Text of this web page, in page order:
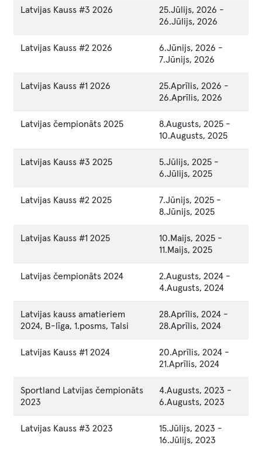
Latvijas Kauss #3 2026 25.Jūlijs, 2026 -
26.Jūlijs, 2026
Latvijas Kauss #2 2026 6.Jūnijs, 2026 -
7.Jūnijs, 2026
Latvijas Kauss #1 2026 25.Aprīlis, 2026 -
26.Aprīlis, 2026
Latvijas čempionāts 2025 8.Augusts, 2025 -
10.Augusts, 2025
Latvijas Kauss #3 2025 5.Jūlijs, 2025 -
6.Jūlijs, 2025
Latvijas Kauss #2 2025 7.Jūnijs, 2025 -
8.Jūnijs, 2025
Latvijas Kauss #1 2025 10.Maijs, 2025 -
11.Maijs, 2025
Latvijas čempionāts 2024 2.Augusts, 2024 -
4.Augusts, 2024
Latvijas kauss amatieriem
2024, B-līga, 1.posms, Talsi
28.Aprīlis, 2024 -
28.Aprīlis, 2024
Latvijas Kauss #1 2024 20.Aprīlis, 2024 -
21.Aprīlis, 2024
Sportland Latvijas čempionāts
2023
4.Augusts, 2023 -
6.Augusts, 2023
Latvijas Kauss #3 2023 15.Jūlijs, 2023 -
16.Jūlijs, 2023